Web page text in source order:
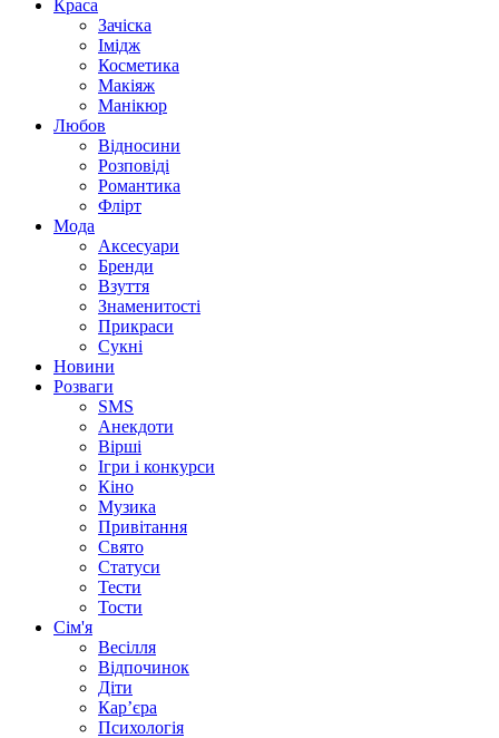
Краса
Зачіска
Імідж
Косметика
Макіяж
Манікюр
Любов
Відносини
Розповіді
Романтика
Флірт
Мода
Аксесуари
Бренди
Взуття
Знаменитості
Прикраси
Сукні
Новини
Розваги
SMS
Анекдоти
Вірші
Ігри і конкурси
Кіно
Музика
Привітання
Свято
Статуси
Тести
Тости
Сім'я
Весілля
Відпочинок
Діти
Кар’єра
Психологія